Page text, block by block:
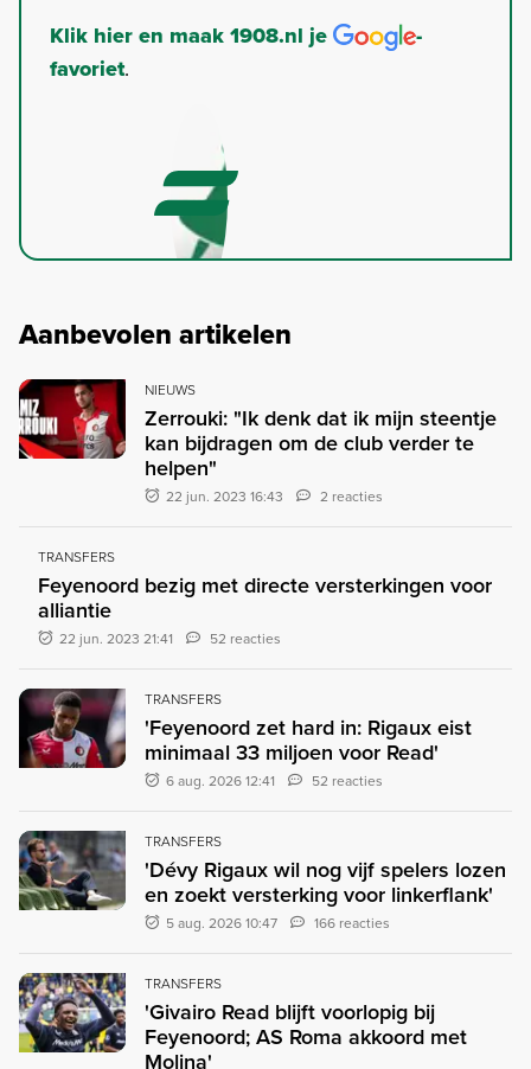
Klik hier en maak 1908.nl je
-
favoriet.
Aanbevolen artikelen
NIEUWS
Zerrouki: "Ik denk dat ik mijn steentje
kan bijdragen om de club verder te
helpen"
22 jun. 2023 16:43 2 reacties
TRANSFERS
Feyenoord bezig met directe versterkingen voor
alliantie
22 jun. 2023 21:41 52 reacties
TRANSFERS
'Feyenoord zet hard in: Rigaux eist
minimaal 33 miljoen voor Read'
6 aug. 2026 12:41 52 reacties
TRANSFERS
'Dévy Rigaux wil nog vijf spelers lozen
en zoekt versterking voor linkerflank'
5 aug. 2026 10:47 166 reacties
TRANSFERS
'Givairo Read blijft voorlopig bij
Feyenoord; AS Roma akkoord met
Molina'